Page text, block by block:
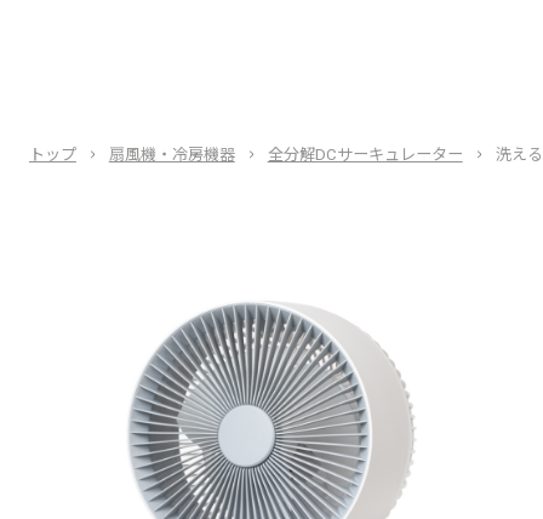
トップ 扇風機・冷房機器 全分解DCサーキュレーター 洗え